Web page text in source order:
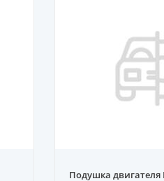
Подушка двигателя